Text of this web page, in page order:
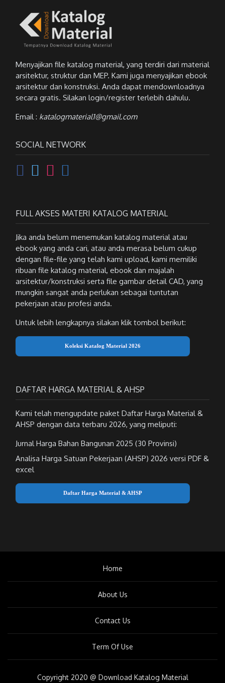
Menyajikan file katalog material, yang terdiri dari material
arsitektur, struktur dan MEP. Kami juga menyajikan ebook
arsitektur dan konstruksi. Anda dapat mendownloadnya
secara gratis. Silakan login/register terlebih dahulu.
Email : katalogmaterial1@gmail.com
SOCIAL NETWORK
FULL AKSES MATERI KATALOG MATERIAL
Jika anda belum menemukan katalog material atau
ebook yang anda cari, atau anda merasa belum cukup
dengan file-file yang telah kami upload, kami memiliki
ribuan file katalog material, ebook dan majalah
arsitektur/konstruksi serta file gambar detail CAD, yang
mungkin sangat anda perlukan sebagai tuntutan
pekerjaan atau profesi anda.
Untuk lebih lengkapnya silakan klik tombol berikut:
Koleksi Katalog Material 2026
DAFTAR HARGA MATERIAL & AHSP
Kami telah mengupdate paket Daftar Harga Material &
AHSP dengan data terbaru 2026, yang meliputi:
Jurnal Harga Bahan Bangunan 2025 (30 Provinsi)
Analisa Harga Satuan Pekerjaan (AHSP) 2026 versi PDF &
excel
Daftar Harga Material & AHSP
Home
About Us
Contact Us
Term Of Use
Copyright 2020 @ Download Katalog Material